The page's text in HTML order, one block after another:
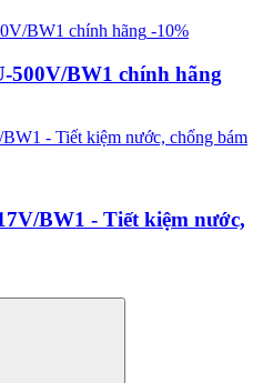
-10%
500V/BW1 chính hãng
BW1 - Tiết kiệm nước,